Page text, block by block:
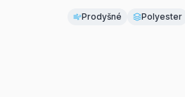
Prodyšné Polyester